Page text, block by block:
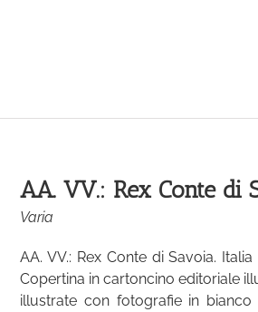
AA. VV.: Rex Conte di
Varia
AA. VV.: Rex Conte di Savoia.
Copertina in cartoncino editoriale
illustrate con fotografie in